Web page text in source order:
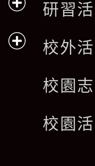
開
研習
校外
校園
校園